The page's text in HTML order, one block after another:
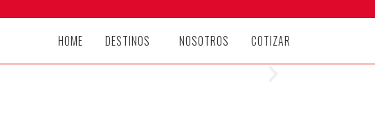
HOME DESTINOS NOSOTROS COTIZAR